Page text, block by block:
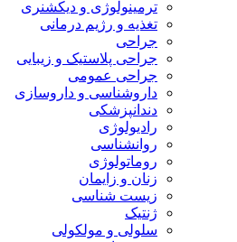
ترمینولوژی و دیکشنری
تغذیه و رژیم درمانی
جراحی
جراحی پلاستیک و زیبایی
جراحی عمومی
داروشناسی و داروسازی
دندانپزشکی
رادیولوژی
روانشناسی
روماتولوژی
زنان و زایمان
زیست شناسی
ژنتیک
سلولی و مولکولی